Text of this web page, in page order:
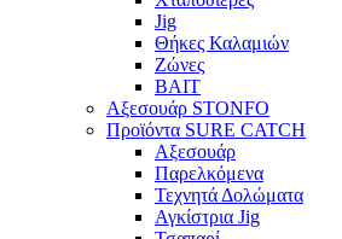
Jig
Θήκες Καλαμιών
Ζώνες
BAIT
Αξεσουάρ STONFO
Προϊόντα SURE CATCH
Αξεσουάρ
Παρελκόμενα
Τεχνητά Δολώματα
Αγκίστρια Jig